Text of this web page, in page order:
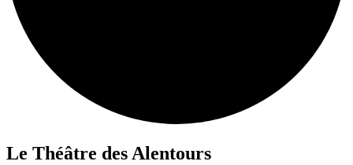
Le Théâtre des Alentours